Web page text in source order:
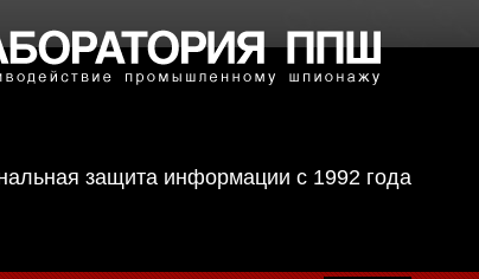
защита информации с 1992 года